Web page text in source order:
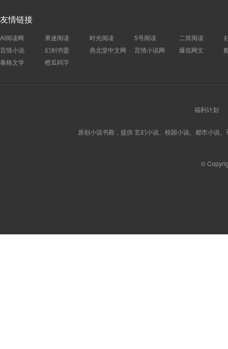
友情链接
AI阅读网 果迷阅读 时光阅读 5号阅读 二筒阅读
言情小说
幻剑书盟 燕北堂中文网 言情小说网 爆侃网文
泰格文学
橙瓜码字
福利计划
原创小说书殿，提供 玄幻小说、校园小说、都市小说
©